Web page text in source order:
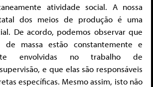
atividade social. A nossa
dos meios de produção é uma
De acordo, podemos observar que
de massa estão constantemente e
envolvidas no trabalho de
e que elas são responsáveis
específicas. Mesmo assim, isto não